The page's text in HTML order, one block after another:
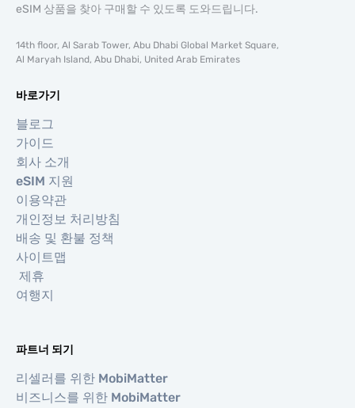
eSIM 상품을 찾아 구매할 수 있도록 도와드립니다.
14th floor, Al Sarab Tower, Abu Dhabi Global Market Square,
Al Maryah Island, Abu Dhabi, United Arab Emirates
바로가기
블로그
가이드
회사 소개
eSIM 지원
이용약관
개인정보 처리방침
배송 및 환불 정책
사이트맵
제휴
여행지
파트너 되기
리셀러를 위한 MobiMatter
비즈니스를 위한 MobiMatter